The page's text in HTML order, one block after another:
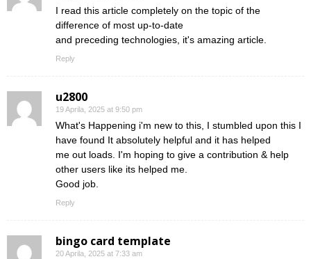
I read this article completely on the topic of the
difference of most up-to-date
and preceding technologies, it's amazing article.
Reply
u2800
19 Aprila, 2025 at 9:50 pm
What's Happening i'm new to this, I stumbled upon this I
have found It absolutely helpful and it has helped
me out loads. I'm hoping to give a contribution & help
other users like its helped me.
Good job.
Reply
bingo card template
20 Aprila, 2025 at 7:33 am